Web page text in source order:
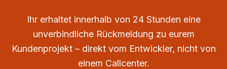
Ihr erhaltet innerhalb von 24 Stunden eine
unverbindliche Rückmeldung zu eurem
Kundenprojekt – direkt vom Entwickler, nicht von
einem Callcenter.